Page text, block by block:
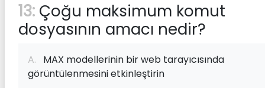
13: Çoğu maksimum komut
dosyasının amacı nedir?
A. MAX modellerinin bir web tarayıcısında
görüntülenmesini etkinleştirin